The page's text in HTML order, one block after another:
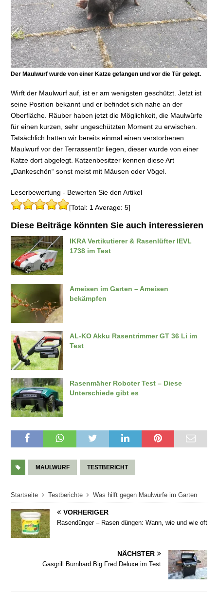
Der Maulwurf wurde von einer Katze gefangen und vor die Tür gelegt.
Wirft der Maulwurf auf, ist er am wenigsten geschützt. Jetzt ist
seine Position bekannt und er befindet sich nahe an der
Oberfläche. Räuber haben jetzt die Möglichkeit, die Maulwürfe
für einen kurzen, sehr ungeschützten Moment zu erwischen.
Tatsächlich hatten wir bereits einmal einen verstorbenen
Maulwurf vor der Terrassentür liegen, dieser wurde von einer
Katze dort abgelegt. Katzenbesitzer kennen diese Art
„Dankeschön“ sonst meist mit Mäusen oder Vögel.
Leserbewertung - Bewerten Sie den Artikel
[Total: 1 Average: 5]
Diese Beiträge könnten Sie auch interessieren
IKRA Vertikutierer & Rasenlüfter IEVL
1738 im Test
Ameisen im Garten – Ameisen
bekämpfen
AL-KO Akku Rasentrimmer GT 36 Li im
Test
Rasenmäher Roboter Test – Diese
Unterschiede gibt es
MAULWURF TESTBERICHT
Startseite Testberichte Was hilft gegen Maulwürfe im Garten
VORHERIGER
Rasendünger – Rasen düngen: Wann, wie und wie oft
NÄCHSTER
Gasgrill Burnhard Big Fred Deluxe im Test